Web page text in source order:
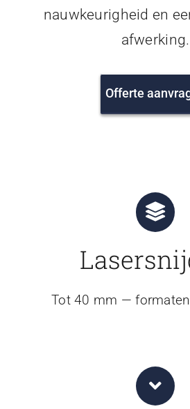
nauwkeurigheid en
afwerking.
Offerte
Tot 40 mm —